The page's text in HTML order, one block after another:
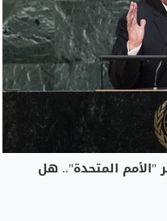
"الأمم المتحدة".. هل